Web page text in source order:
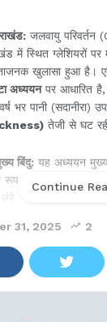
जलवायु
में स्थित ग्लेशियरों
खुलासा हुआ है। एक
अध्ययनपर आधारित
भर पानी (सदानीरा)
तेजी से घट
बिंदु: यह अध्ययन
रूप से
भागीरथी और
लंबे
Continue
31, 2025 2